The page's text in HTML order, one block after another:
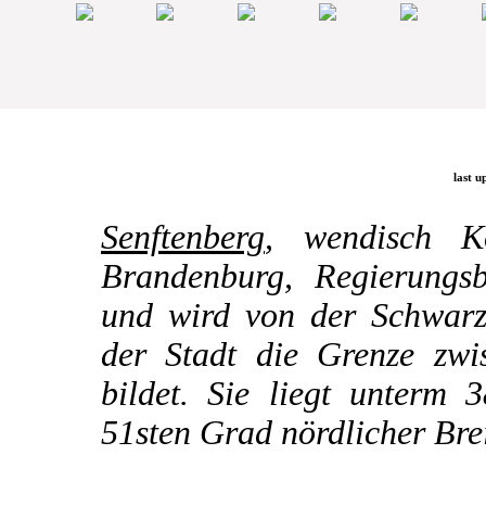
last
Senftenberg, wendisch
Brandenburg,
und wird von der
der Stadt die Grenze
bildet. Sie liegt unterm
51sten Grad nördlicher